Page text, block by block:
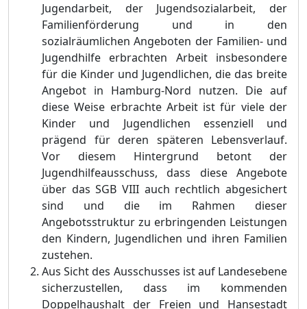
Jugendarbeit, der Jugendsozialarbeit, der
Familienförderung und in den
sozialräumlichen Angeboten der Familien- und
Jugendhilfe erbrachten Arbeit insbesondere
für die Kinder und Jugendlichen, die das breite
Angebot in Hamburg-Nord nutzen. Die auf
diese Weise erbrachte Arbeit ist für viele der
Kinder und Jugendlichen essenziell und
prägend für deren späteren Lebensverlauf.
Vor diesem Hintergrund betont der
Jugendhilfeausschuss, dass diese Angebote
über das SGB VIII auch rechtlich abgesichert
sind und die im Rahmen dieser
Angebotsstruktur zu erbringenden Leistungen
den Kindern, Jugendlichen und ihren Familien
zustehen.
Aus Sicht des Ausschusses ist auf Landesebene
sicherzustellen, dass im kommenden
Doppelhaushalt der Freien und Hansestadt